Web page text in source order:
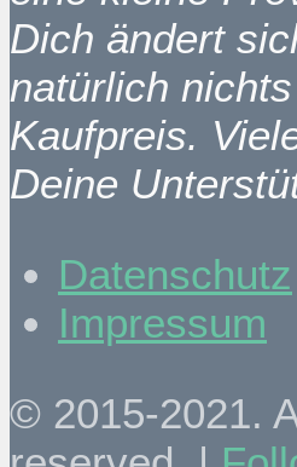
Dich ändert
natürlich
Kaufpreis.
Deine
Datenschutz
Impressum
© 2015-2021.